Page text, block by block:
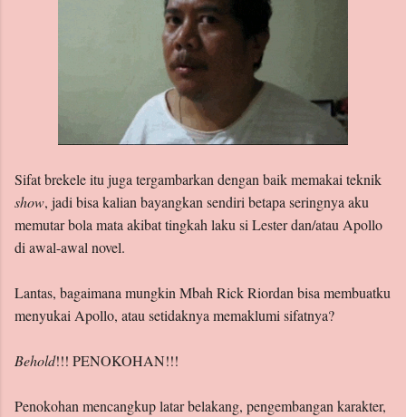
Sifat brekele itu juga tergambarkan dengan baik memakai teknik
show, jadi bisa kalian bayangkan sendiri betapa seringnya aku
memutar bola mata akibat tingkah laku si Lester dan/atau Apollo
di awal-awal novel.
Lantas, bagaimana mungkin Mbah Rick Riordan bisa membuatku
menyukai Apollo, atau setidaknya memaklumi sifatnya?
Behold!!! PENOKOHAN!!!
Penokohan mencangkup latar belakang, pengembangan karakter,